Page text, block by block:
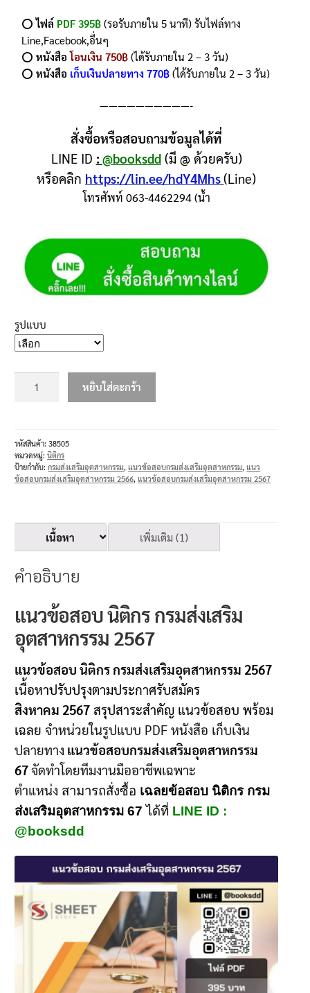
⭕️ไฟล์ PDF 395฿ (รอรับภายใน 5 นาที) รับไฟล์ทาง
Line,Facebook,อื่นๆ
⭕️หนังสือโอนเงิน 750฿ (ได้รับภายใน 2 – 3 วัน)
⭕️หนังสือ เก็บเงินปลายทาง 770฿ (ได้รับภายใน 2 – 3 วัน)
——————————-
สั่งซื้อหรือสอบถามข้อมูลได้ที่
LINE ID : @booksdd(มี @ ด้วยครับ)
หรือคลิก https://lin.ee/hdY4Mhs(Line)
โทรศัพท์ 063-4462294 (น้ำ
รูปแบบ
หยิบใส่ตะกร้า
รหัสสินค้า:38505
หมวดหมู่:นิติกร
ป้ายกำกับ:กรมส่งเสริมอุตสาหกรรม,แนวข้อสอบกรมส่งเสริมอุตสาหกรรม,แนว
ข้อสอบกรมส่งเสริมอุตสาหกรรม 2566,แนวข้อสอบกรมส่งเสริมอุตสาหกรรม 2567
เนื้อหา เพิ่มเติม (1)
คำอธิบาย
แนวข้อสอบ นิติกร กรมส่งเสริม
อุตสาหกรรม 2567
แนวข้อสอบ นิติกร กรมส่งเสริมอุตสาหกรรม 2567
เนื้อหาปรับปรุงตามประกาศรับสมัคร
สิงหาคม 2567 สรุปสาระสำคัญ แนวข้อสอบ พร้อม
เฉลย จำหน่วยในรูปแบบ PDF หนังสือ เก็บเงิน
ปลายทาง แนวข้อสอบกรมส่งเสริมอุตสาหกรรม
67จัดทำโดยทีมงานมืออาชีพเฉพาะ
ตำแหน่ง สามารถสั่งซื้อ เฉลยข้อสอบ นิติกร กรม
ส่งเสริมอุตสาหกรรม 67 ได้ที่ LINE ID :
@booksdd